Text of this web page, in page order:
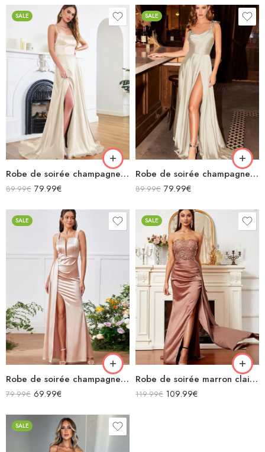
SALE
Robe de soirée champagne en satin décolleté carré longue fendue sirène
89.99€ 79.99€
SALE
Robe de soirée champagne en satin fluide col bénitier bretelles longue fendue
89.99€ 79.99€
SALE
Robe de soirée champagne en satin longue fendue à bretelles
79.99€ 69.99€
SALE
Robe de soirée marron clair à paillettes bustier en satin sans manches
119.99€ 109.99€
SALE